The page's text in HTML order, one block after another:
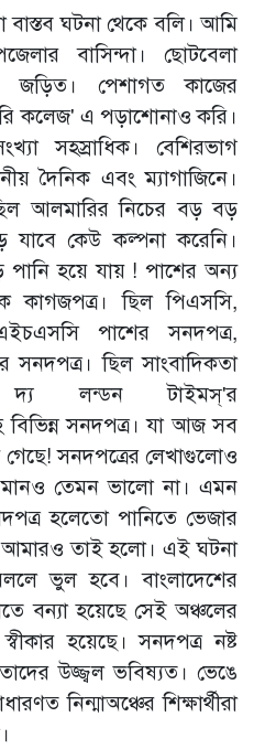
ঘটনা থেকে বলি। আমি
বাসিন্দা। ছোটবেলা
জড়িত। পেশাগত কাজের
কলেজ' এ পড়াশোনাও করি।
সহস্রাধিক। বেশিরভাগ
দৈনিক এবং ম্যাগাজিনে।
আলমারির নিচের বড় বড়
যাবে কেউ কল্পনা করেনি।
পানি হয়ে যায় ! পাশের অন্য
কাগজপত্র। ছিল পিএসসি,
পাশের সনদপত্র,
সনদপত্র। ছিল সাংবাদিকতা
দ্য লন্ডন টাইমস্'র
বিভিন্ন সনদপত্র। যা আজ সব
গেছে! সনদপত্রের লেখাগুলোও
মানও তেমন ভালো না। এমন
হলেতো পানিতে ভেজার
আমারও তাই হলো। এই ঘটনা
ভুল হবে। বাংলাদেশের
বন্যা হয়েছে সেই অঞ্চলের
স্বীকার হয়েছে। সনদপত্র নষ্ট
উজ্জ্বল ভবিষ্যত। ভেঙে
নিন্মাঅঞ্চের শিক্ষার্থীরা